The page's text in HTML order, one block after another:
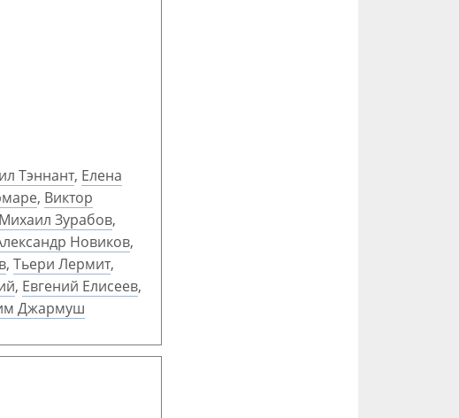
Тэннант, Елена
, Виктор
Михаил Зурабов,
Новиков,
, Тьери Лермит,
, Евгений Елисеев,
Джармуш